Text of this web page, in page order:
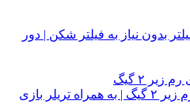
بدون نیاز به فیلتر شکن | دور
۱۰ بازی پیشنهادی برای رم زیر ۲ گیگ | به همراه تریلر بازی